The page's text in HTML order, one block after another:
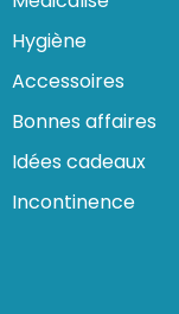
Hygiène
Accessoires
Bonnes affaires
Idées cadeaux
Incontinence